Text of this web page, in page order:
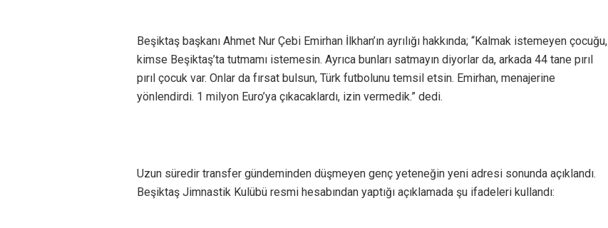
Beşiktaş başkanı Ahmet Nur Çebi Emirhan İlkhan’ın ayrılığı hakkında; “Kalmak istemeyen çocuğu,
kimse Beşiktaş’ta tutmamı istemesin. Ayrıca bunları satmayın diyorlar da, arkada 44 tane pırıl
pırıl çocuk var. Onlar da fırsat bulsun, Türk futbolunu temsil etsin. Emirhan, menajerine
yönlendirdi. 1 milyon Euro’ya çıkacaklardı, izin vermedik.” dedi.
Uzun süredir transfer gündeminden düşmeyen genç yeteneğin yeni adresi sonunda açıklandı.
Beşiktaş Jimnastik Kulübü resmi hesabından yaptığı açıklamada şu ifadeleri kullandı: